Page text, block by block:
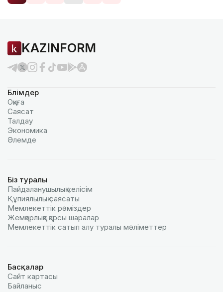
KAZINFORM
Бөлімдер
Оқиға
Саясат
Талдау
Экономика
Әлемде
Біз туралы
Пайдаланушылық келiciм
Құпиялылық саясаты
Мемлекеттік рәміздер
Жемқорлыққа қарсы шаралар
Мемлекеттік сатып алу туралы мәлiметтер
Басқалар
Сайт картасы
Байланыс